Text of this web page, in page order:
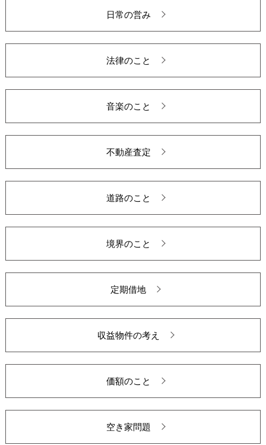
日常の営み
法律のこと
音楽のこと
不動産査定
道路のこと
境界のこと
定期借地
収益物件の考え
価額のこと
空き家問題